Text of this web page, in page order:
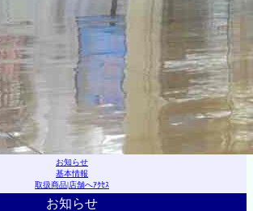
お知らせ
基本情報
取扱商品|店舗へｱｸｾｽ
お知らせ